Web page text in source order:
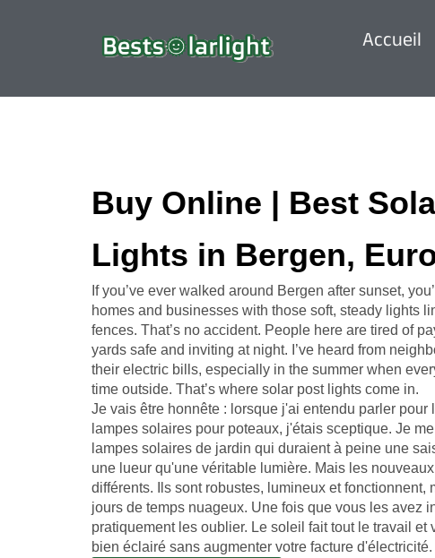
Accueil
Buy Online | Best
Lights in Bergen,
If you’ve ever walked around Bergen after sunset,
homes and businesses with those soft, steady lights
fences. That’s no accident. People here are tired of
yards safe and inviting at night. I’ve heard from
their electric bills, especially in the summer when
time outside. That’s where solar post lights come in.
Je vais être honnête : lorsque j'ai entendu parler pour
lampes solaires pour poteaux, j'étais sceptique. Je
lampes solaires de jardin qui duraient à peine une
une lueur qu'une véritable lumière. Mais les
différents. Ils sont robustes, lumineux et fonctionnent,
jours de temps nuageux. Une fois que vous les avez
pratiquement les oublier. Le soleil fait tout le travail et
bien éclairé sans augmenter votre facture d'électricité.